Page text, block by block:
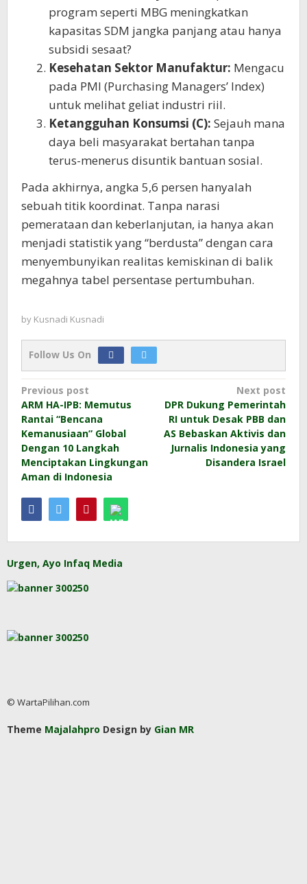
program seperti MBG meningkatkan
kapasitas SDM jangka panjang atau hanya
subsidi sesaat?
Kesehatan Sektor Manufaktur: Mengacu
pada PMI (Purchasing Managers’ Index)
untuk melihat geliat industri riil.
Ketangguhan Konsumsi (C): Sejauh mana
daya beli masyarakat bertahan tanpa
terus-menerus disuntik bantuan sosial.
Pada akhirnya, angka 5,6 persen hanyalah
sebuah titik koordinat. Tanpa narasi
pemerataan dan keberlanjutan, ia hanya akan
menjadi statistik yang “berdusta” dengan cara
menyembunyikan realitas kemiskinan di balik
megahnya tabel persentase pertumbuhan.
by Kusnadi Kusnadi
Follow Us On
Post
navigation
Previous post
ARM HA-IPB: Memutus
Rantai “Bencana
Kemanusiaan” Global
Dengan 10 Langkah
Menciptakan Lingkungan
Aman di Indonesia
Next post
DPR Dukung Pemerintah
RI untuk Desak PBB dan
AS Bebaskan Aktivis dan
Jurnalis Indonesia yang
Disandera Israel
Urgen, Ayo Infaq Media
© WartaPilihan.com
Theme Majalahpro Design by Gian MR